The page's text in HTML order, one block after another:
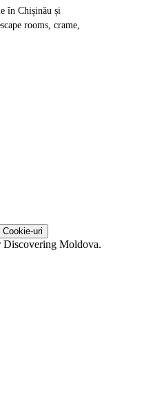
în Chișinău și
rooms, crame,
Cookie-uri
Moldova.